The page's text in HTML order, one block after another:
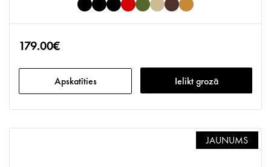
179.00€
Apskatīties Ielikt grozā
JAUNUMS